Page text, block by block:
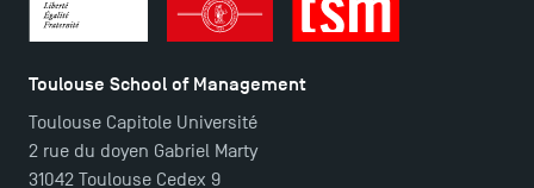
TSM-Research
TSM Doctoral Programme
Toulouse School of Management
Toulouse Capitole Université
2 rue du doyen Gabriel Marty
31042 Toulouse Cedex 9